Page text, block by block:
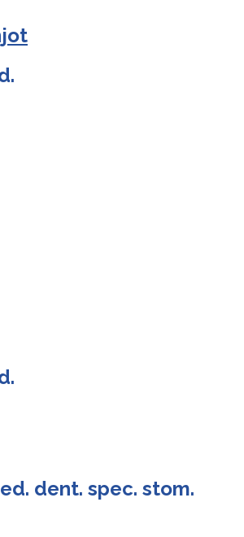
dent. spec. stom.